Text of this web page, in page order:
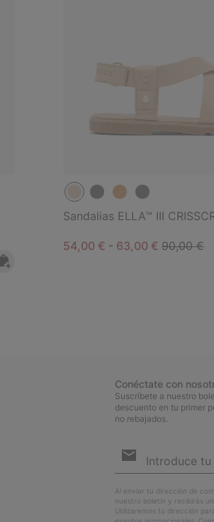
Sandalias ELLA™ III
Minimum sale price:
54,00 € - Maximum sale
63,00 €Regular
90,00 €
Conéctate con
Suscríbete a nuestro
descuento en tu primer
no rebajados.
de
Al enviar tu dirección de
nuestro boletín y recibirás
Utilizaremos tu dirección